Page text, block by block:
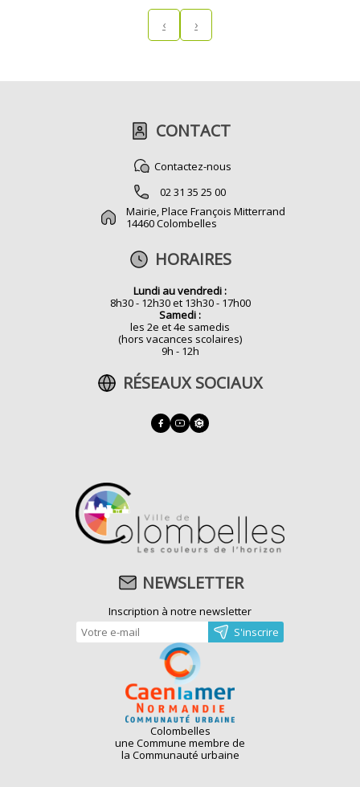
‹ ›
CONTACT
Contactez-nous
02 31 35 25 00
Mairie, Place François Mitterrand
14460 Colombelles
HORAIRES
Lundi au vendredi :
8h30 - 12h30 et 13h30 - 17h00
Samedi :
les 2e et 4e samedis
(hors vacances scolaires)
9h - 12h
RÉSEAUX SOCIAUX
NEWSLETTER
Inscription à notre newsletter
Colombelles
une Commune membre de
la Communauté urbaine